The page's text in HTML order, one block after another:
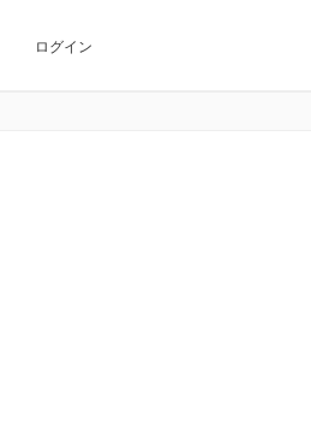
ログイン